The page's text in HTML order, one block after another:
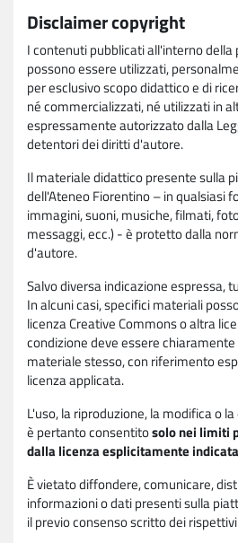
Disclaimer copyright
I contenuti pubblicati all'interno
possono essere utilizzati,
per esclusivo scopo didattico e di
né commercializzati, né utilizzati in
espressamente autorizzato dalla
detentori dei diritti d'autore.
Il materiale didattico presente sulla
dell'Ateneo Fiorentino – in qualsiasi
immagini, suoni, musiche, filmati,
messaggi, ecc.) - è protetto dalla
d'autore.
Salvo diversa indicazione espressa,
In alcuni casi, specifici materiali
licenza Creative Commons o altra
condizione deve essere
materiale stesso, con riferimento
licenza applicata.
L'uso, la riproduzione, la modifica o
è pertanto consentitosolo nei limiti
dalla licenza esplicitamente indicata
È vietato diffondere, comunicare,
informazioni o dati presenti sulla
il previo consenso scritto dei